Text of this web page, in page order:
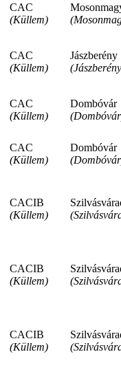
CAC
(Küllem)
CAC
(Küllem)
Jászberény
CAC
(Küllem)
Dombóvár
CAC
(Küllem)
Dombóvár
CACIB
(Küllem)
CACIB
(Küllem)
CACIB
(Küllem)